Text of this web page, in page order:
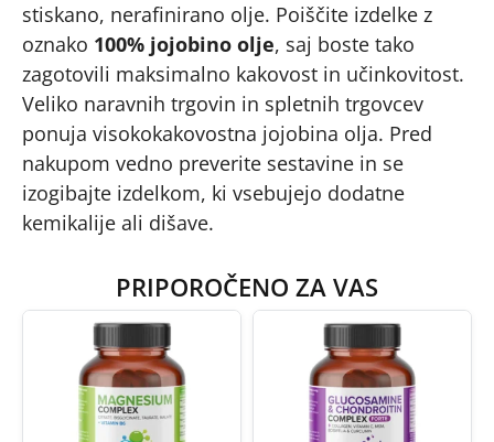
stiskano, nerafinirano olje. Poiščite izdelke z
oznako 100% jojobino olje, saj boste tako
zagotovili maksimalno kakovost in učinkovitost.
Veliko naravnih trgovin in spletnih trgovcev
ponuja visokokakovostna jojobina olja. Pred
nakupom vedno preverite sestavine in se
izogibajte izdelkom, ki vsebujejo dodatne
kemikalije ali dišave.
PRIPOROČENO ZA VAS